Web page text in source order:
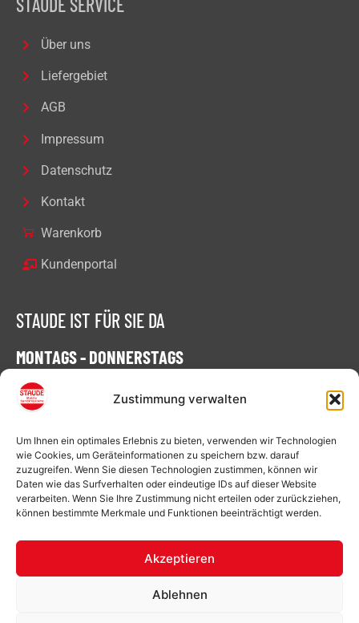
Zustimmung verwalten
Um Ihnen ein optimales Erlebnis zu bieten, verwenden wir Technologien
wie Cookies, um Geräteinformationen zu speichern bzw. darauf
zuzugreifen. Wenn Sie diesen Technologien zustimmen, können wir
Daten wie das Surfverhalten oder eindeutige IDs auf dieser Website
verarbeiten. Wenn Sie Ihre Zustimmung nicht erteilen oder zurückziehen,
können bestimmte Merkmale und Funktionen beeinträchtigt werden.
Akzeptieren
Ablehnen
STAUDE SERVICE
Über uns
Liefergebiet
AGB
Impressum
Datenschutz
Kontakt
Warenkorb
Kundenportal
STAUDE IST FÜR SIE DA
MONTAGS - DONNERSTAGS
07:00 - 16:30 Uhr
07:00 - 15:00 Uhr
Baustellen-Toiletten für Ihre Baustelle in:
,Cloppenburg
Emden,Leer,Meppen,Osnabrück,Oyten,
Quakenbrück,Varel,Vechta